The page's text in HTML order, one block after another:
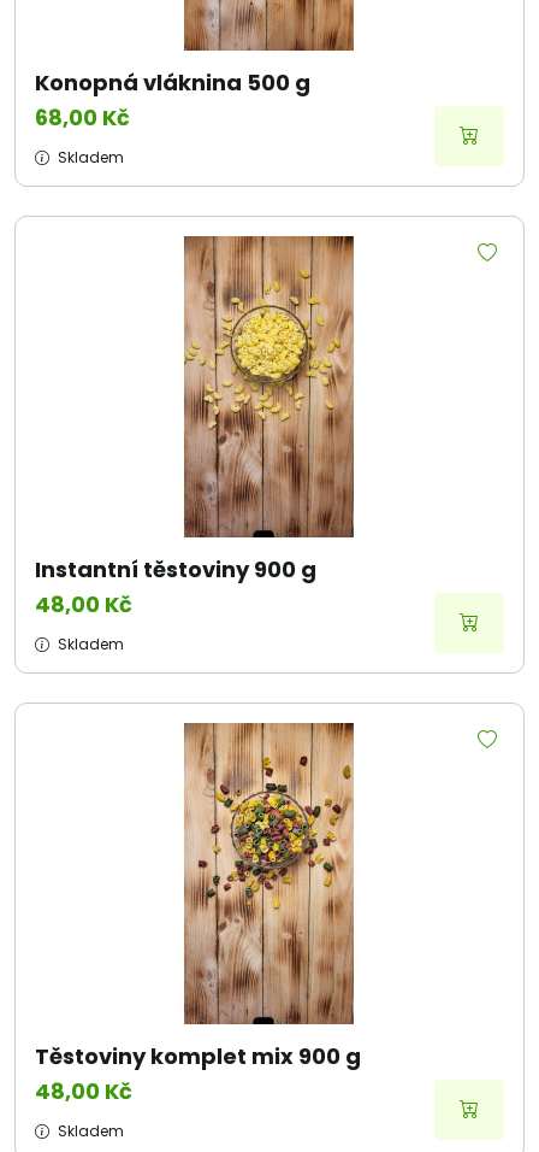
Konopná vláknina 500 g
68,00 Kč
Skladem
Instantní těstoviny 900 g
48,00 Kč
Skladem
Těstoviny komplet mix 900 g
48,00 Kč
Skladem